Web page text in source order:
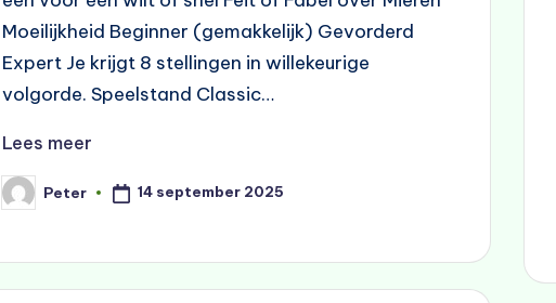
Moeilijkheid Beginner (gemakkelijk) Gevorderd
Expert Je krijgt 8 stellingen in willekeurige
volgorde. Speelstand Classic…
Lees meer
Geplaatst
door
Peter 14 september 2025